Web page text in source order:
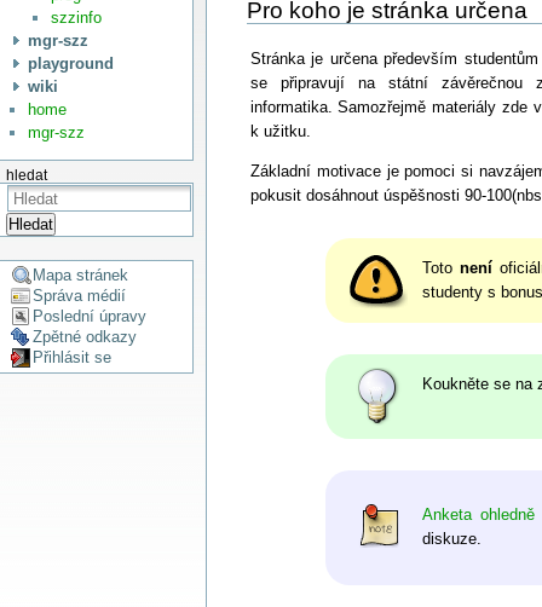
szzinfo
mgr-szz
playground
wiki
home
mgr-szz
hledat
Hledat
Mapa stránek
Správa médií
Poslední úpravy
Zpětné odkazy
Přihlásit se
Pro koho je stránka určena
Stránka je určena především
se připravují na státní závěrečnou
informatika. Samozřejmě materiály zde
k užitku.
Základní motivace je pomoci si
pokusit dosáhnout úspěšnosti 90-
Totonení
studenty s
Koukněte se
Anketa ohledně
diskuze.